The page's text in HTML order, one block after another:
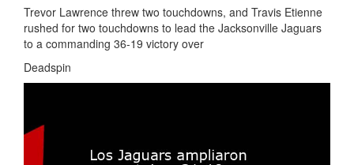
Trevor Lawrence threw two touchdowns, and Travis Etienne
rushed for two touchdowns to lead the Jacksonville Jaguars
to a commanding 36-19 victory over
Deadspin